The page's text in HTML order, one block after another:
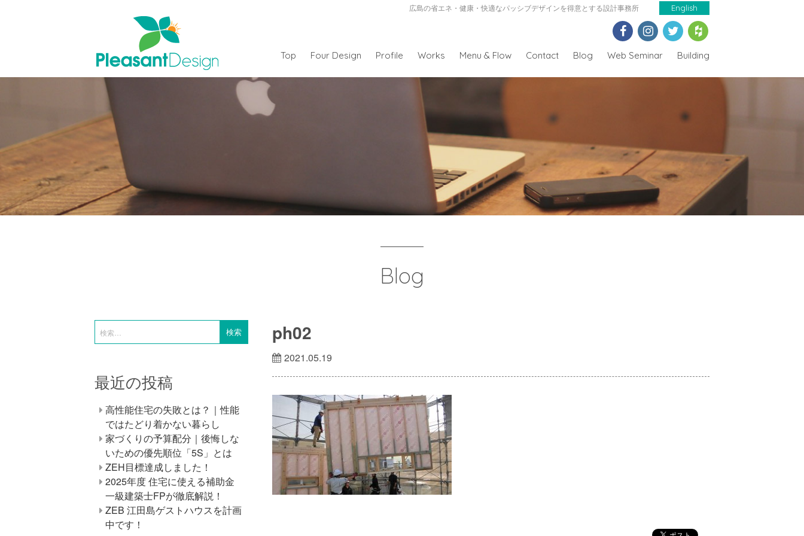
広島の省エネ・健康・快適なパッシブデザインを得意とする設計事務所 English
Top Four Design Profile Works Menu & Flow Contact Blog Web Seminar Building
Blog
ph02
2021.05.19
最近の投稿
高性能住宅の失敗とは？｜性能
ではたどり着かない暮らし
家づくりの予算配分｜後悔しな
いための優先順位「5S」とは
ZEH目標達成しました！
2025年度 住宅に使える補助金
一級建築士FPが徹底解説！
ZEB 江田島ゲストハウスを計画
中です！